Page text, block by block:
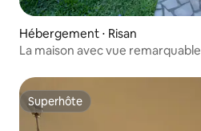
Hébergement ⋅ Risan
La maison avec vue remarquable
Superhôte
Superhôte